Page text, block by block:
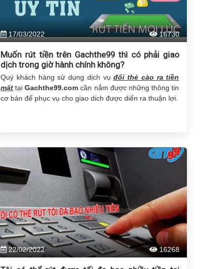
17/03/2022 16730
Muốn rút tiền trên Gachthe99 thì có phải giao
dịch trong giờ hành chính không?
Quý khách hàng sử dụng dịch vụđổi thẻ cào ra tiền
mặt tạiGachthe99.com cần nắm được những thông tin
cơ bản để phục vụ cho giao dich được diến ra thuận lợi.
22/02/2022 16268